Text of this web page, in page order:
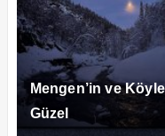
Mengen’in ve
Güzel